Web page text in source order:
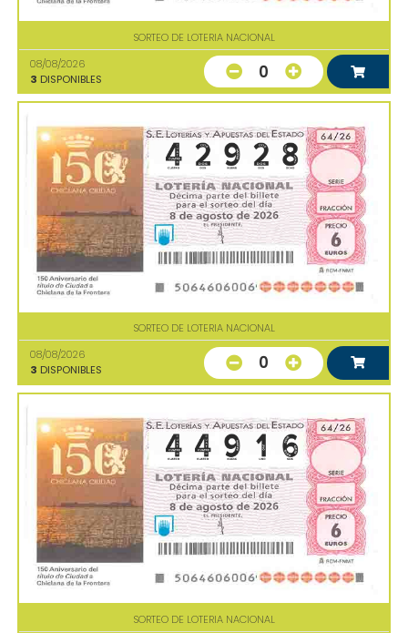
SORTEO DE LOTERIA NACIONAL
08/08/2026
3 DISPONIBLES 0
SORTEO DE LOTERIA NACIONAL
08/08/2026
3 DISPONIBLES 0
SORTEO DE LOTERIA NACIONAL